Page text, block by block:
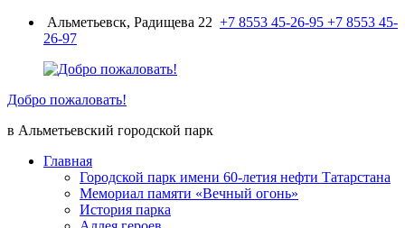
ПерейтиАльметьевск, Радищева 22 +7 8553 45-26-95 +7 8553 45-
26-97
Добро пожаловать!
в Альметьевский городской парк
Главная
Городской парк имени 60-летия нефти Татарстана
Мемориал памяти «Вечный огонь»
История парка